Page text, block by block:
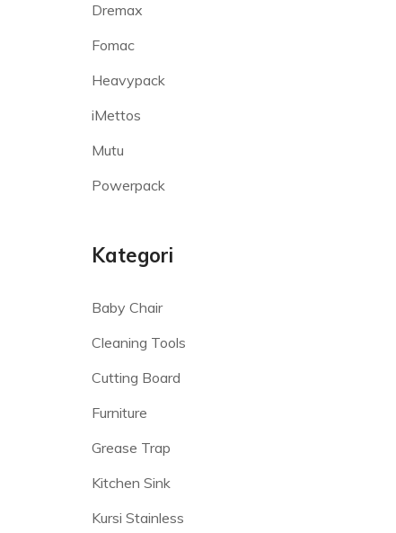
Dremax
Fomac
Heavypack
iMettos
Mutu
Powerpack
Kategori
Baby Chair
Cleaning Tools
Cutting Board
Furniture
Grease Trap
Kitchen Sink
Kursi Stainless